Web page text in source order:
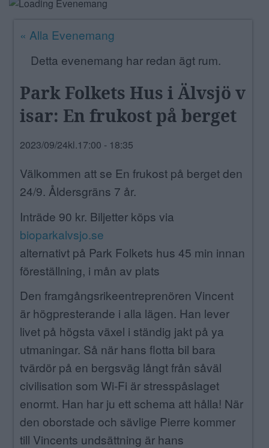
NÄRINGSLIV
« Alla Evenemang
Detta evenemang har redan ägt rum.
Park Folkets Hus i Älvsjö v
isar: En frukost på berget
2023/09/24kl.17:00 - 18:35
Välkommen att se En frukost på berget den
24/9. Åldersgräns 7 år.
Inträde 90 kr. Biljetter köps via
bioparkalvsjo.se
alternativt på Park Folkets hus 45 min innan
föreställning, i mån av plats
Den framgångsrikeentreprenören Vincent
är högpresterande i alla lägen. Han lever
livet på högsta växel i ständig jakt på ya
utmaningar. Så när hans flotta bil bara
tvärdör på en bergsväg långt från såväl
civilisation som Wi-Fi är stresspåslaget
enormt. Han har ju ett schema att hålla! När
den oborstade och sävlige Pierre kommer
till Vincents undsättning är hans